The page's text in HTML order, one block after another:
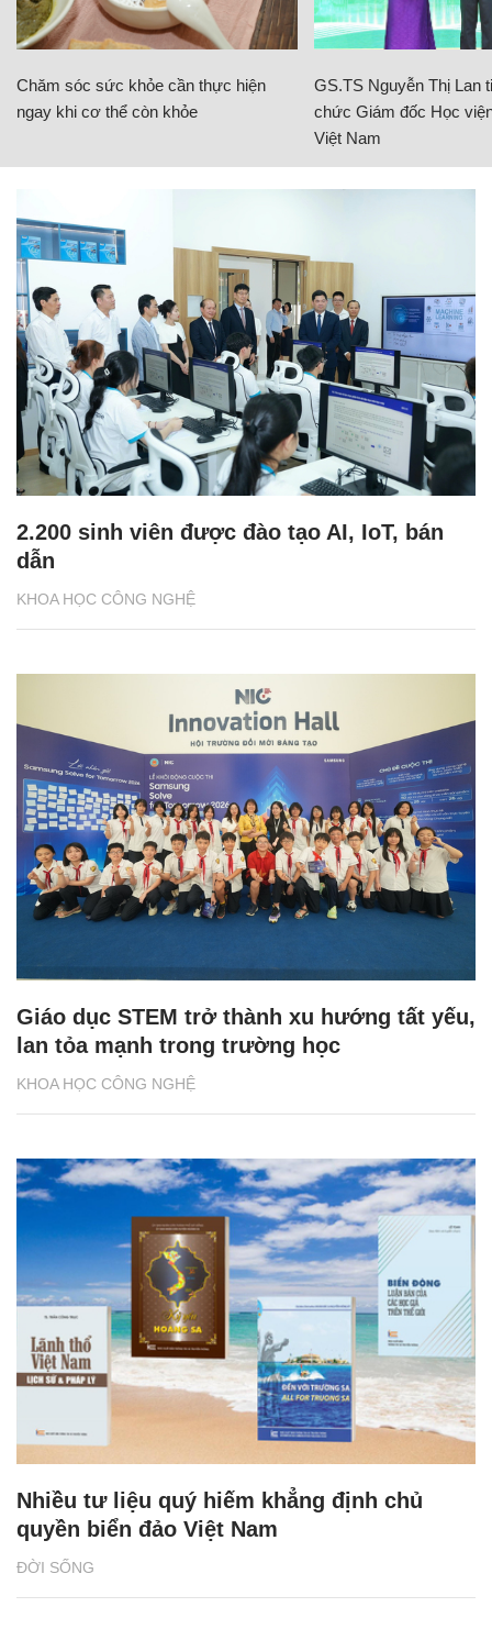
Chăm sóc sức khỏe cần thực hiện
ngay khi cơ thể còn khỏe
GS.TS Nguyễn Thị Lan
chức Giám đốc Học
Việt Nam
KHOA HỌC CÔNG NGHỆ
2.200 sinh viên được đào tạo AI, IoT, bán
dẫn
KHOA HỌC CÔNG NGHỆ
Giáo dục STEM trở thành xu hướng tất yếu,
lan tỏa mạnh trong trường học
ĐỜI SỐNG
Nhiều tư liệu quý hiếm khẳng định chủ
quyền biển đảo Việt Nam